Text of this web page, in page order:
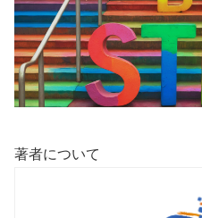
著者について